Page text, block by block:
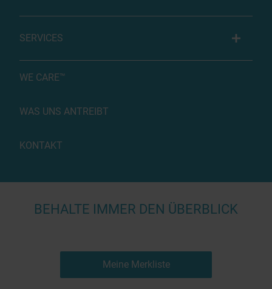
SERVICES
WE CARE™
WAS UNS ANTREIBT
KONTAKT
BEHALTE IMMER DEN ÜBERBLICK
Meine Merkliste